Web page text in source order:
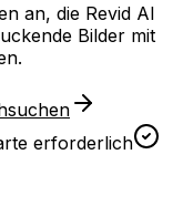
an, die Revid AI
Bilder mit
erforderlich